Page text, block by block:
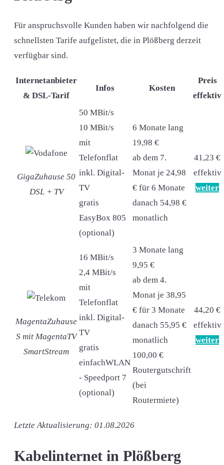
Für anspruchsvolle Kunden haben wir nachfolgend die
schnellsten Tarife aufgelistet, die in Plößberg derzeit
verfügbar sind.
Internetanbieter
& DSL-Tarif
Infos Kosten
Preis
effektiv
GigaZuhause 50
DSL + TV
50 MBit/s
10 MBit/s
mit
Telefonflat
inkl. Digital-
TV
gratis
EasyBox 805
(optional)
6 Monate lang
19,98 €
ab dem 7.
Monat je 24,98
€ für 6 Monate
danach 54,98 €
monatlich
41,23 €
effektiv
weiter
MagentaZuhause
S mit MagentaTV
SmartStream
16 MBit/s
2,4 MBit/s
mit
Telefonflat
inkl. Digital-
TV
gratis
einfachWLAN
- Speedport 7
(optional)
3 Monate lang
9,95 €
ab dem 4.
Monat je 38,95
€ für 3 Monate
danach 55,95 €
monatlich
100,00 €
Routergutschrift
(bei
Routermiete)
44,20 €
effektiv
weiter
Letzte Aktualisierung: 01.08.2026
Kabelinternet in Plößberg